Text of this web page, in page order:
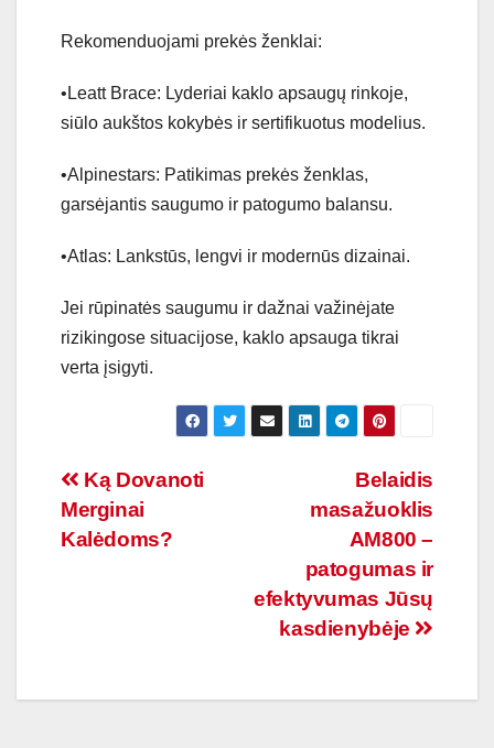
Rekomenduojami prekės ženklai:
•Leatt Brace: Lyderiai kaklo apsaugų rinkoje,
siūlo aukštos kokybės ir sertifikuotus modelius.
•Alpinestars: Patikimas prekės ženklas,
garsėjantis saugumo ir patogumo balansu.
•Atlas: Lankstūs, lengvi ir modernūs dizainai.
Jei rūpinatės saugumu ir dažnai važinėjate
rizikingose situacijose, kaklo apsauga tikrai
verta įsigyti.
Navigacija
tarp
Belaidis
masažuoklis
AM800 –
patogumas ir
efektyvumas Jūsų
kasdienybėje
Ką Dovanoti
Merginai
Kalėdoms?